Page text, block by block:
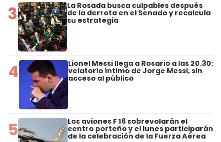
3 La Rosada busca culpables después
de la derrota en el Senado y recalcula
su estrategia
4 Lionel Messi llega a Rosario a las 20.30:
velatorio íntimo de Jorge Messi, sin
acceso al público
5 Los aviones F 16 sobrevolarán el
centro porteño y el lunes participarán
de la celebración de la Fuerza Aérea